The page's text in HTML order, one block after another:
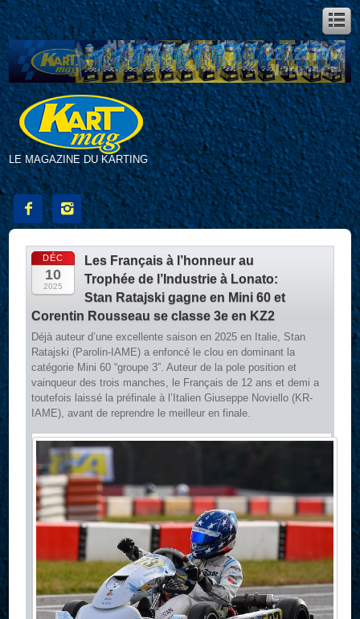
LE MAGAZINE DU KARTING
 
DÉC
10
2025
Les Français à l’honneur au
Trophée de l’Industrie à Lonato:
Stan Ratajski gagne en Mini 60 et
Corentin Rousseau se classe 3e en KZ2
Déjà auteur d’une excellente saison en 2025 en Italie, Stan
Ratajski (Parolin-IAME) a enfoncé le clou en dominant la
catégorie Mini 60 “groupe 3”. Auteur de la pole position et
vainqueur des trois manches, le Français de 12 ans et demi a
toutefois laissé la préfinale à l’Italien Giuseppe Noviello (KR-
IAME), avant de reprendre le meilleur en finale.